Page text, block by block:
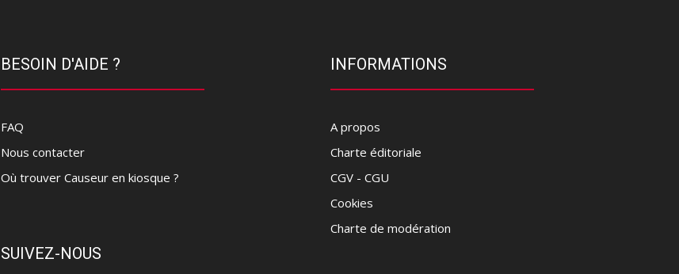
BESOIN D'AIDE ?
FAQ
Nous contacter
Où trouver Causeur en kiosque ?
SUIVEZ-NOUS
INFORMATIONS
A propos
Charte éditoriale
CGV - CGU
Cookies
Charte de modération